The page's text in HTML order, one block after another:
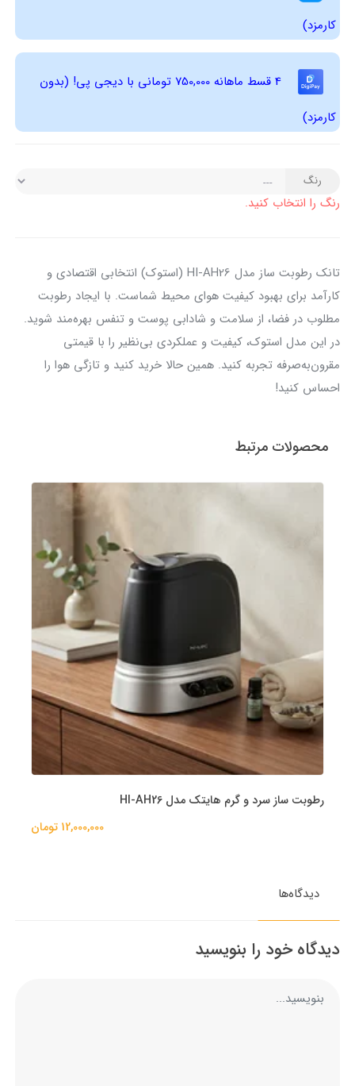
کارمزد)
4 قسط ماهانه 750,000 تومانی با دیجی ‌پی! (بدون
کارمزد)
رنگ
رنگ را انتخاب کنید.
تانک رطوبت ساز مدل HI-AH26 (استوک) انتخابی اقتصادی و
کارآمد برای بهبود کیفیت هوای محیط شماست. با ایجاد رطوبت
مطلوب در فضا، از سلامت و شادابی پوست و تنفس بهره‌مند شوید.
در این مدل استوک، کیفیت و عملکردی بی‌نظیر را با قیمتی
مقرون‌به‌صرفه تجربه کنید. همین حالا خرید کنید و تازگی هوا را
احساس کنید!
محصولات مرتبط
رطوبت ساز سرد و گرم هایتک مدل HI-AH26
12,000,000 تومان
دیدگاه‌ها
دیدگاه خود را بنویسید